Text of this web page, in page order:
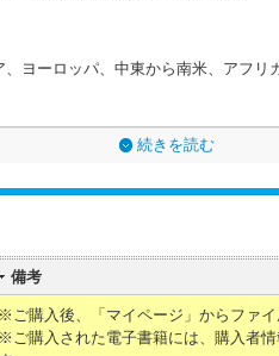
ヨーロッパ、中東から南米、アフ
続きを読む
備考
※ご購入後、「マイページ」からファイ
※ご購入された電子書籍には、購入者